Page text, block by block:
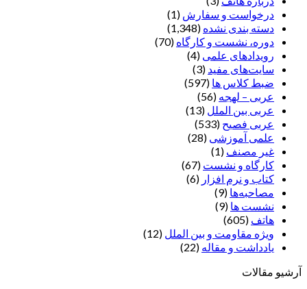
درخواست و سفارش (1)
دسته بندی نشده (1,348)
دوره، نشست و کارگاه (70)
رویدادهای علمی (4)
سایت‌های مفید (3)
ضبط کلاس ها (597)
عربی – لهجه (56)
عربی بین الملل (13)
عربی فصیح (533)
علمی آموزشی (28)
غير مصنف (1)
کارگاه و نشست (67)
کتاب و نرم افزار (6)
مصاحبه‌ها (9)
نشست ها (9)
هاتف (605)
ویژه مقاومت و بین الملل (12)
یادداشت‌ و مقاله (22)
آرشیو مقالات